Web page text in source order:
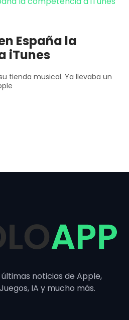
España la
iTunes
tienda musical. Ya llevaba un
noticias de Apple,
IA y mucho más.